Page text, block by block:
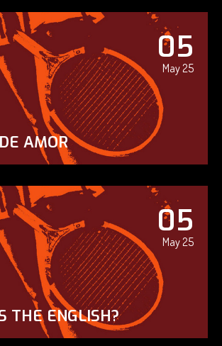
05
May 25
AMOR
05
May 25
THE ENGLISH?